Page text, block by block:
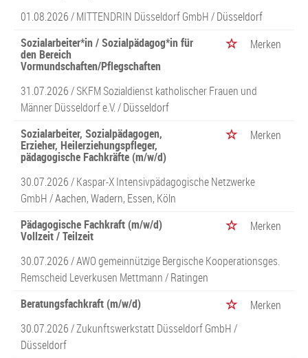
01.08.2026 /MITTENDRIN Düsseldorf GmbH/ Düsseldorf
Sozialarbeiter*in / Sozialpädagog*in für
den Bereich
Vormundschaften/Pflegschaften
Merken
31.07.2026 /SKFM Sozialdienst katholischer Frauen und
Männer Düsseldorf e.V./ Düsseldorf
Sozialarbeiter, Sozialpädagogen,
Erzieher, Heilerziehungspfleger,
pädagogische Fachkräfte (m/w/d)
Merken
30.07.2026 /Kaspar-X Intensivpädagogische Netzwerke
GmbH/ Aachen, Wadern, Essen, Köln
Pädagogische Fachkraft (m/w/d)
Vollzeit / Teilzeit
Merken
30.07.2026 /AWO gemeinnützige Bergische Kooperationsges.
Remscheid Leverkusen Mettmann/ Ratingen
Beratungsfachkraft (m/w/d)
Merken
30.07.2026 /Zukunftswerkstatt Düsseldorf GmbH/
Düsseldorf